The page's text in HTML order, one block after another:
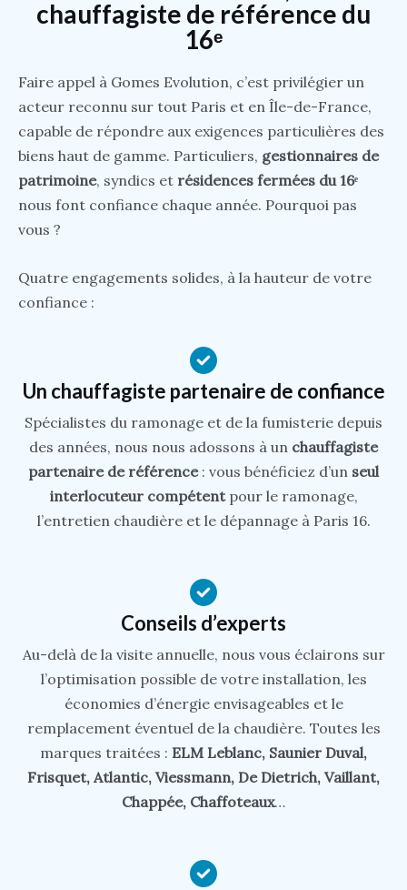
chauffagiste de référence du
16ᵉ
Faire appel à Gomes Evolution, c’est privilégier un
acteur reconnu sur tout Paris et en Île-de-France,
capable de répondre aux exigences particulières des
biens haut de gamme. Particuliers, gestionnaires de
patrimoine, syndics et résidences fermées du 16ᵉ
nous font confiance chaque année. Pourquoi pas
vous ?
Quatre engagements solides, à la hauteur de votre
confiance :
Un chauffagiste partenaire de confiance
Spécialistes du ramonage et de la fumisterie depuis
des années, nous nous adossons à un chauffagiste
partenaire de référence: vous bénéficiez d’un seul
interlocuteur compétentpour le ramonage,
l’entretien chaudière et le dépannage à Paris 16.
Conseils d’experts
Au-delà de la visite annuelle, nous vous éclairons sur
l’optimisation possible de votre installation, les
économies d’énergie envisageables et le
remplacement éventuel de la chaudière. Toutes les
marques traitées : ELM Leblanc, Saunier Duval,
Frisquet, Atlantic, Viessmann, De Dietrich, Vaillant,
Chappée, Chaffoteaux…